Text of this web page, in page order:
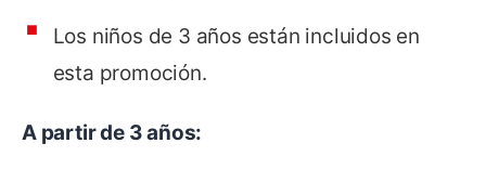
Los niños de 3 años están incluidos en
esta promoción.
A partir de 3 años: